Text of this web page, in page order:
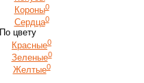
Короны0
Сердца0
По цвету
Красные0
Зеленые0
Желтые0